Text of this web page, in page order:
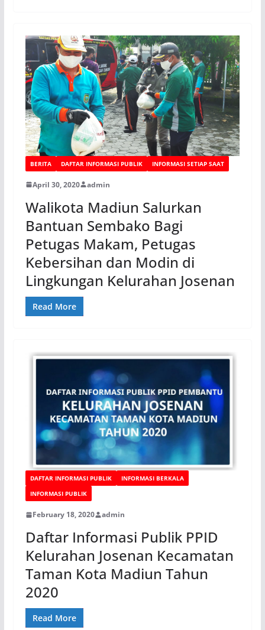
BERITA DAFTAR INFORMASI PUBLIK INFORMASI SETIAP SAAT
April 30, 2020 admin
Walikota Madiun Salurkan
Bantuan Sembako Bagi
Petugas Makam, Petugas
Kebersihan dan Modin di
Lingkungan Kelurahan Josenan
Read More
DAFTAR INFORMASI PUBLIK
INFORMASI BERKALA
INFORMASI PUBLIK
February 18, 2020 admin
Daftar Informasi Publik PPID
Kelurahan Josenan Kecamatan
Taman Kota Madiun Tahun
2020
Read More